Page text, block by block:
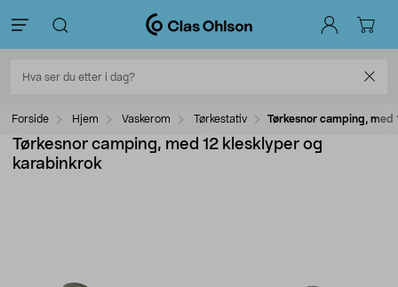
Forside Hjem Vaskerom Tørkestativ Tørkesnor camping,
Tørkesnor camping, med 12 klesklyper og
karabinkrok